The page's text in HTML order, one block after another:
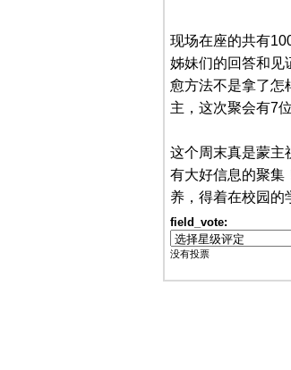
现场在座的共有
姊妹们的回答和见
愈方法不是拿了怎
主，这次聚会有7
这个周末真是蒙主
有大好信息的聚集
养，得着在校园的
field_vote:
没有投票